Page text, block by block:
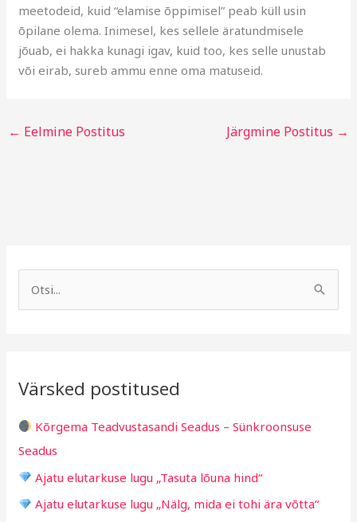
meetodeid, kuid “elamise õppimisel” peab küll usin
õpilane olema. Inimesel, kes sellele äratundmisele
jõuab, ei hakka kunagi igav, kuid too, kes selle unustab
või eirab, sureb ammu enne oma matuseid.
← Eelmine Postitus Järgmine Postitus →
c
f
o
r
:
Värsked postitused
Kõrgema Teadvustasandi Seadus – Sünkroonsuse
Seadus
Ajatu elutarkuse lugu „Tasuta lõuna hind“
Ajatu elutarkuse lugu „Nälg, mida ei tohi ära võtta“
g
i
d